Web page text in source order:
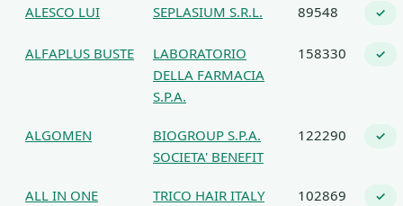
ALESCO LUI SEPLASIUM S.R.L. 89548 ✓
ALFAPLUS BUSTE
LABORATORIO
DELLA FARMACIA
S.P.A.
158330 ✓
ALGOMEN
BIOGROUP S.P.A.
SOCIETA' BENEFIT
122290 ✓
ALL IN ONE
TRICO HAIR ITALY
102869 ✓